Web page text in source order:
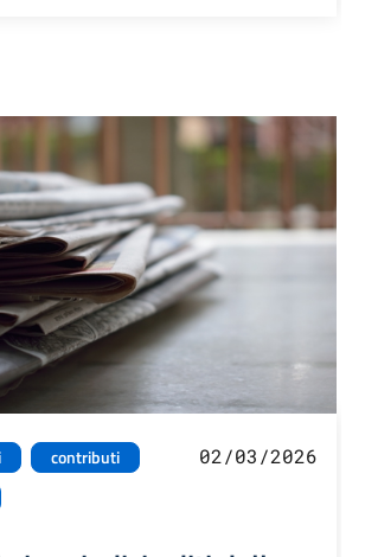
contributi
02/03/2026